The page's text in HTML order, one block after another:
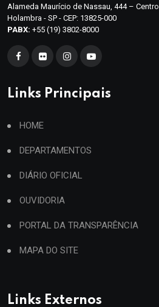
Alameda Maurício de Nassau, 444 – Centro
Holambra - SP - CEP: 13825-000
PABX: +55 (19) 3802-8000
Links Principais
HOME
DEPARTAMENTOS
DIÁRIO OFICIAL
OUVIDORIA
PORTAL DA TRANSPARÊNCIA
MAPA DO SITE
Links Externos